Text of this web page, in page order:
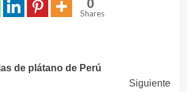
0
Shares
de plátano de Perú
Siguiente